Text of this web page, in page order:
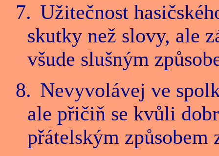
7. Užitečnost
skutky než slovy, ale
všude slušným
8. Nevyvolávej ve
ale přičiň se kvůli
přátelským